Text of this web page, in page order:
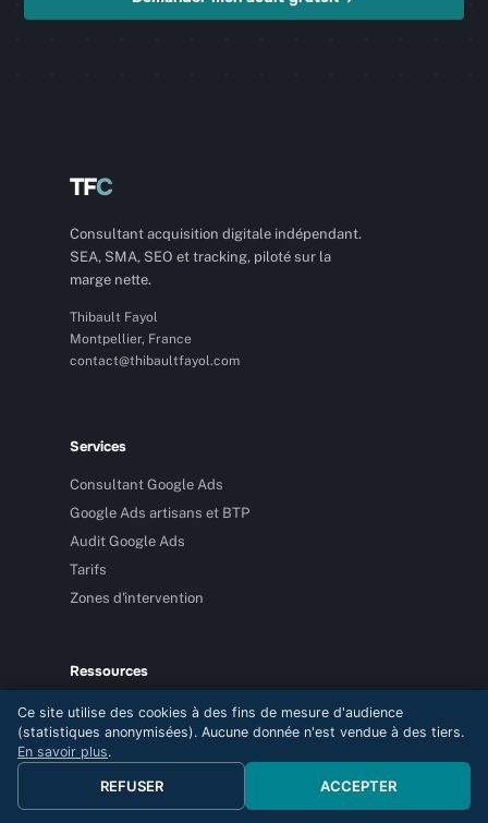
TFC
Consultant acquisition digitale indépendant.
SEA, SMA, SEO et tracking, piloté sur la
marge nette.
Thibault Fayol
Montpellier, France
contact@thibaultfayol.com
Services
Consultant Google Ads
Google Ads artisans et BTP
Audit Google Ads
Tarifs
Zones d'intervention
Ressources
Blog SEA
Ressources
FAQ Google Ads
Simulateur budget
Ce site utilise des cookies à des fins de mesure d'audience
(statistiques anonymisées). Aucune donnée n'est vendue à des tiers.
En savoir plus.
REFUSER ACCEPTER